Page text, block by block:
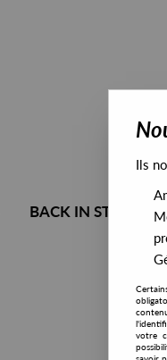
BACK IN STOCK
Ils
votre